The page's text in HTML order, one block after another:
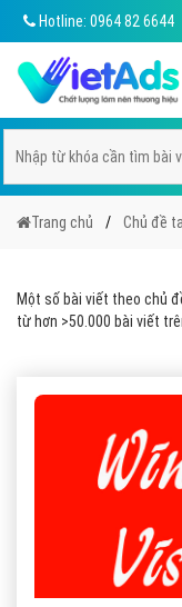
Hotline: 0964 82 6644
Trang chủ Chủ đề
Một số bài viết theo chủ
từ hơn >50.000 bài viết